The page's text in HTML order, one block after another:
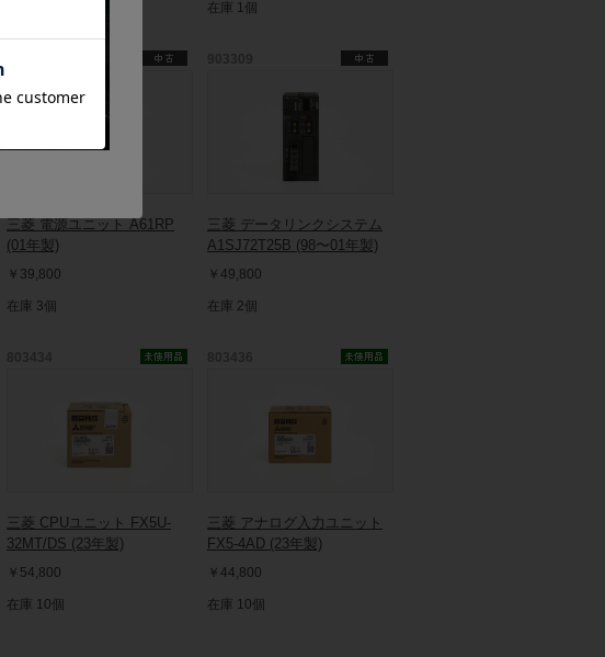
在庫 1個
三菱 電源ユニット A61RP
(01年製)
￥39,800
在庫 3個
三菱 データリンクシステム
A1SJ72T25B (98〜01年製)
￥49,800
在庫 2個
三菱 CPUユニット FX5U-
32MT/DS (23年製)
￥54,800
在庫 10個
三菱 アナログ入力ユニット
FX5-4AD (23年製)
￥44,800
在庫 10個